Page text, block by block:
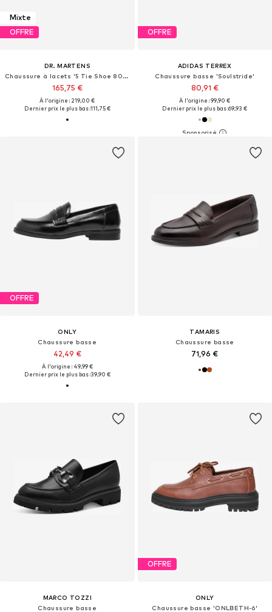
Mixte
OFFRE
DR. MARTENS
Chaussure à lacets '5 Tie Shoe 8053'
165,75 €
À l'origine : 219,00 €
Dernier prix le plus bas :111,75 €
OFFRE
ADIDAS TERREX
Chaussure basse 'Soulstride'
80,91 €
À l'origine : 99,90 €
Dernier prix le plus bas :69,93 €
OFFRE
ONLY
Chaussure basse
42,49 €
À l'origine : 49,99 €
Dernier prix le plus bas :39,90 €
TAMARIS
Chaussure basse
71,96 €
MARCO TOZZI
Chaussure basse
OFFRE
ONLY
Chaussure basse 'ONLBETH-6'